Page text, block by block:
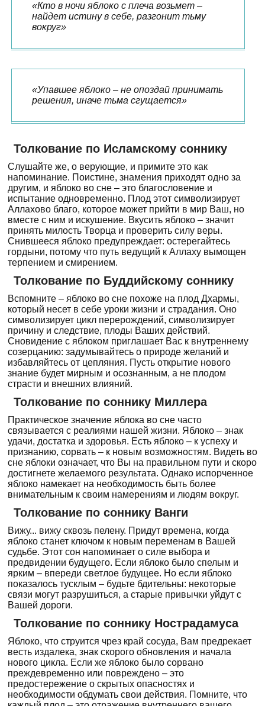
«Кто в ночи яблоко с плеча возьмет –
найдет истину в себе, разгонит тьму
вокруг»
«Упавшее яблоко – не опоздай принимать
решения, иначе тьма сгущается»
Толкование по Исламскому соннику
Слушайте же, о верующие, и примите это как
напоминание. Поистине, знамения приходят одно за
другим, и яблоко во сне – это благословение и
испытание одновременно. Плод этот символизирует
Аллахово благо, которое может прийти в мир Ваш, но
вместе с ним и искушение. Вкусить яблоко – значит
принять милость Творца и проверить силу веры.
Снившееся яблоко предупреждает: остерегайтесь
гордыни, потому что путь ведущий к Аллаху вымощен
терпением и смирением.
Толкование по Буддийскому соннику
Вспомните – яблоко во сне похоже на плод Дхармы,
который несет в себе уроки жизни и страдания. Оно
символизирует цикл перерождений, символизирует
причину и следствие, плоды Ваших действий.
Сновидение с яблоком приглашает Вас к внутреннему
созерцанию: задумывайтесь о природе желаний и
избавляйтесь от цепляния. Пусть открытие нового
знание будет мирным и осознанным, а не плодом
страсти и внешних влияний.
Толкование по соннику Миллера
Практическое значение яблока во сне часто
связывается с реалиями нашей жизни. Яблоко – знак
удачи, достатка и здоровья. Есть яблоко – к успеху и
признанию, сорвать – к новым возможностям. Видеть во
сне яблоки означает, что Вы на правильном пути и скоро
достигнете желаемого результата. Однако испорченное
яблоко намекает на необходимость быть более
внимательным к своим намерениям и людям вокруг.
Толкование по соннику Ванги
Вижу... вижу сквозь пелену. Придут времена, когда
яблоко станет ключом к новым переменам в Вашей
судьбе. Этот сон напоминает о силе выбора и
предвидении будущего. Если яблоко было спелым и
ярким – впереди светлое будущее. Но если яблоко
показалось тусклым – будьте бдительны: некоторые
связи могут разрушиться, а старые привычки уйдут с
Вашей дороги.
Толкование по соннику Нострадамуса
Яблоко, что струится чрез край сосуда, Вам предрекает
весть издалека, знак скорого обновления и начала
нового цикла. Если же яблоко было сорвано
преждевременно или повреждено – это
предостережение о скрытых опасностях и
необходимости обдумать свои действия. Помните, что